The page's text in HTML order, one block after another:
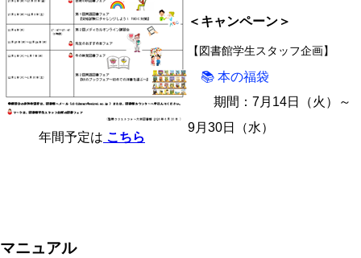
年間予定は こちら
＜キャンペーン＞
【図書館学生スタッフ企画】
📚 本の福袋
期間：7月14日（火）～
9月30日（水）
マニュアル